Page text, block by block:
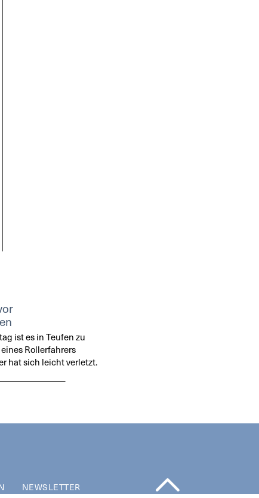
ist es in Teufen zu
Rollerfahrers
hat sich leicht verletzt.
NEWSLETTER